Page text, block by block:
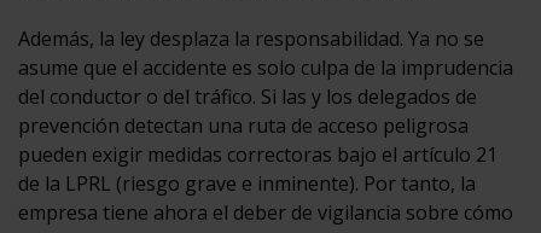
Además, la ley desplaza la responsabilidad. Ya no se
asume que el accidente es solo culpa de la imprudencia
del conductor o del tráfico. Si las y los delegados de
prevención detectan una ruta de acceso peligrosa
pueden exigir medidas correctoras bajo el artículo 21
de la LPRL (riesgo grave e inminente). Por tanto, la
empresa tiene ahora el deber de vigilancia sobre cómo